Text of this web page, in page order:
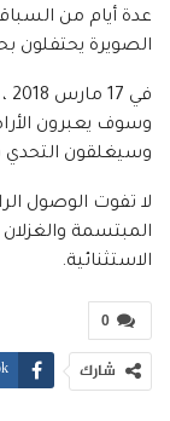
عدة أيام من
الصويرة يحتفلون
وسيغلقون التحدي في 31 مارس 2018 في
لا تفوت الوصول
المبتسمة
الاستثنائية.
0
شارك